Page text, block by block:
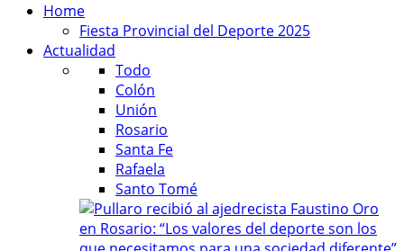
Home
Fiesta Provincial del Deporte 2025
Actualidad
Todo
Colón
Unión
Rosario
Santa Fe
Rafaela
Santo Tomé